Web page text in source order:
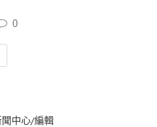
0
聞中心/編輯